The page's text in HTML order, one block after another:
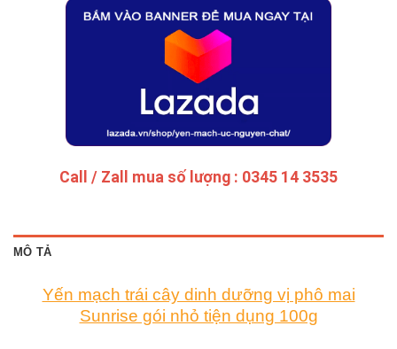
Call / Zall mua số lượng : 0345 14 3535
MÔ TẢ
Yến mạch trái cây dinh dưỡng vị phô mai
Sunrise gói nhỏ tiện dụng 100g